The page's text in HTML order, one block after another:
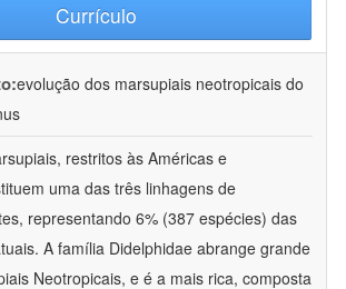
Currículo
evolução dos marsupiais neotropicais do
restritos às Américas e
uma das três linhagens de
representando 6% (387 espécies) das
A família Didelphidae abrange grande
Neotropicais, e é a mais rica, composta